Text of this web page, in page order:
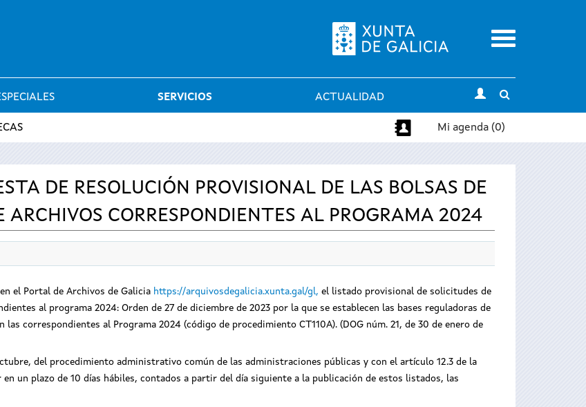
Menu
SERVICIOS ACTUALIDAD
search
Mi agenda (0)
DE RESOLUCIÓN PROVISIONAL DE LAS BOLSAS DE
CORRESPONDIENTES AL PROGRAMA 2024
el Portal de Archivos de Galicia https://arquivosdegalicia.xunta.gal/gl, el listado provisional de solicitudes de
al programa 2024: Orden de 27 de diciembre de 2023 por la que se establecen las bases reguladoras de
correspondientes al Programa 2024 (código de procedimiento CT110A). (DOG núm. 21, de 30 de enero de
del procedimiento administrativo común de las administraciones públicas y con el artículo 12.3 de la
un plazo de 10 días hábiles, contados a partir del día siguiente a la publicación de estos listados, las